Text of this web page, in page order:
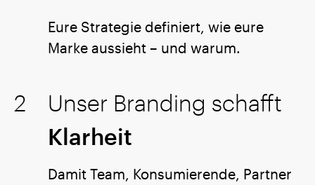
Eure Strategie definiert, wie eure
Marke aussieht – und warum.
Unser Branding schafft
Klarheit
Damit Team, Konsumierende, Partner